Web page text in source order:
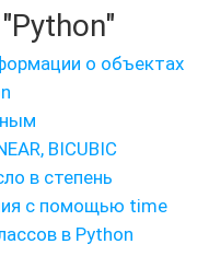
о объектах
BICUBIC
в степень
с помощью time
в Python